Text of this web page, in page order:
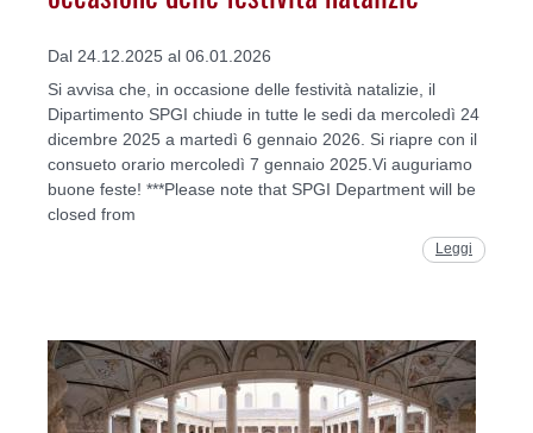
Dal 24.12.2025 al 06.01.2026
Si avvisa che, in occasione delle festività natalizie, il
Dipartimento SPGI chiude in tutte le sedi da mercoledì 24
dicembre 2025 a martedì 6 gennaio 2026. Si riapre con il
consueto orario mercoledì 7 gennaio 2025.Vi auguriamo
buone feste! ***Please note that SPGI Department will be
closed from
Leggi